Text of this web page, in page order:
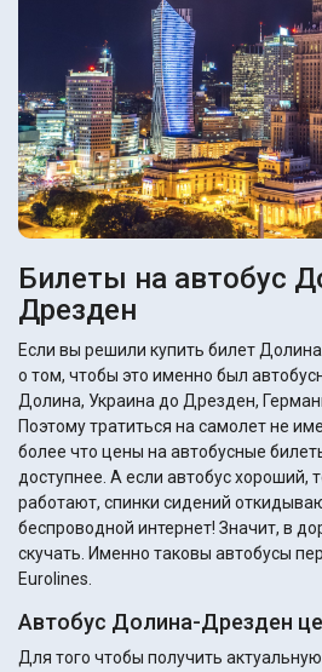
Билеты на автобус
Дрезден
Если вы решили купить билет
о том, чтобы это именно был
Долина, Украина до Дрезден,
Поэтому тратиться на самолет не
более что цены на автобусные
доступнее. А если автобус хороший, то там кондиционеры
работают, спинки сидений
беспроводной интернет! Значит, в
скучать. Именно таковы автобусы
Eurolines.
Автобус Долина-Дрезден
Для того чтобы получить